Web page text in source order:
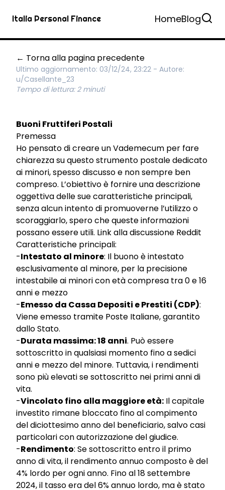
Italia Personal Finance HomeBlog
← Torna alla pagina precedente
Ultimo aggiornamento: 03/12/24, 23:22 - Autore:
u/Casellante_23
Tempo di lettura: 2 minuti
Buoni Fruttiferi Postali
Premessa
Ho pensato di creare un Vademecum per fare
chiarezza su questo strumento postale dedicato
ai minori, spesso discusso e non sempre ben
compreso. L’obiettivo è fornire una descrizione
oggettiva delle sue caratteristiche principali,
senza alcun intento di promuoverne l’utilizzo o
scoraggiarlo, spero che queste informazioni
possano essere utili. Link alla discussione Reddit
Caratteristiche principali:
-Intestato al minore: Il buono è intestato
esclusivamente al minore, per la precisione
intestabile ai minori con età compresa tra 0 e 16
anni e mezzo
-Emesso da Cassa Depositi e Prestiti (CDP):
Viene emesso tramite Poste Italiane, garantito
dallo Stato.
-Durata massima: 18 anni. Può essere
sottoscritto in qualsiasi momento fino a sedici
anni e mezzo del minore. Tuttavia, i rendimenti
sono più elevati se sottoscritto nei primi anni di
vita.
-Vincolato fino alla maggiore età: Il capitale
investito rimane bloccato fino al compimento
del diciottesimo anno del beneficiario, salvo casi
particolari con autorizzazione del giudice.
-Rendimento: Se sottoscritto entro il primo
anno di vita, il rendimento annuo composto è del
4% lordo per ogni anno. Fino al 18 settembre
2024, il tasso era del 6% annuo lordo, ma è stato